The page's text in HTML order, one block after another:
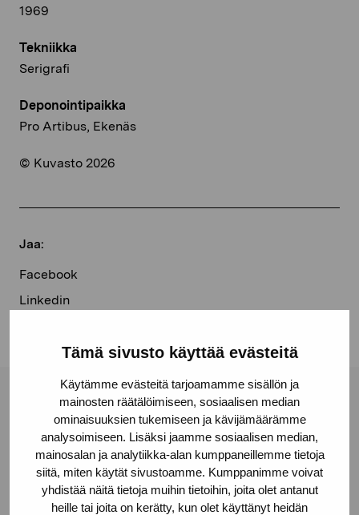
Tämä sivusto käyttää evästeitä
Käytämme evästeitä tarjoamamme sisällön ja
mainosten räätälöimiseen, sosiaalisen median
ominaisuuksien tukemiseen ja kävijämäärämme
analysoimiseen. Lisäksi jaamme sosiaalisen median,
mainosalan ja analytiikka-alan kumppaneillemme tietoja
siitä, miten käytät sivustoamme. Kumppanimme voivat
yhdistää näitä tietoja muihin tietoihin, joita olet antanut
heille tai joita on kerätty, kun olet käyttänyt heidän
1969
Tekniikka
Serigrafi
Deponointipaikka
Pro Artibus, Ekenäs
© Kuvasto 2026
Jaa:
Facebook
Linkedin
Pro Artibus -säätiö
Kustaa Vaasan katu 11
10600 Tammisaari
proartibus@proartibus.fi